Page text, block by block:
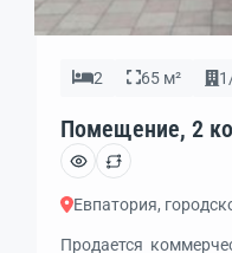
2 65 м²
Помещение, 2
эт., код: 460511
Евпатория,
Продается